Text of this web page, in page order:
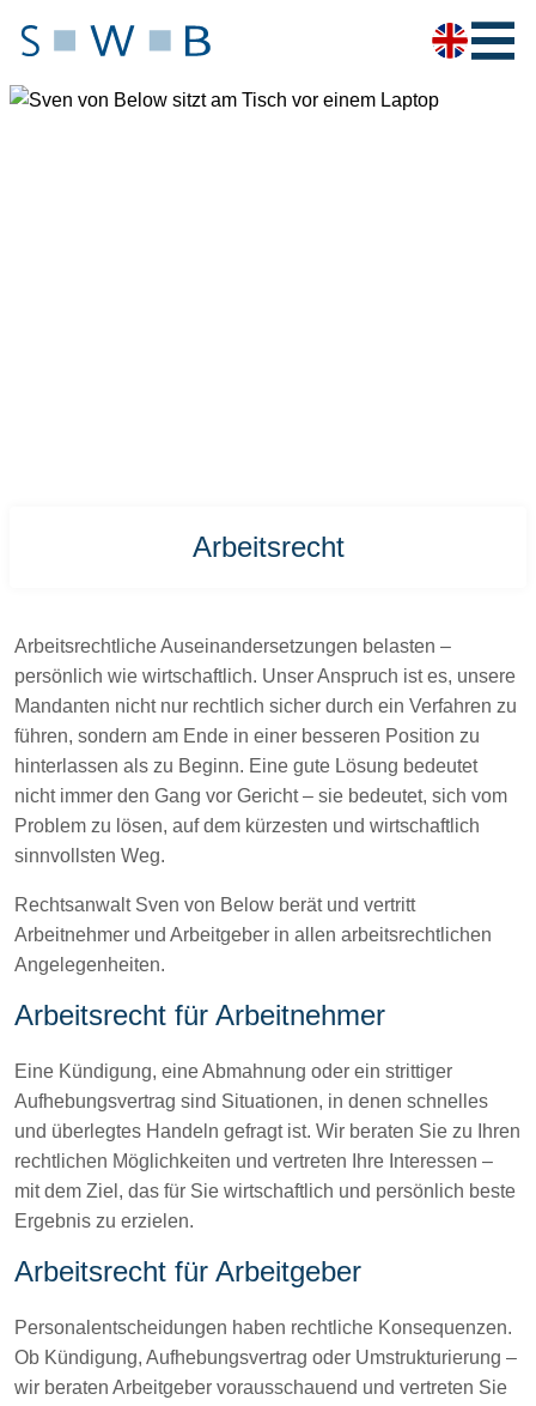
Arbeitsrecht
Arbeitsrechtliche Auseinandersetzungen belasten –
persönlich wie wirtschaftlich. Unser Anspruch ist es, unsere
Mandanten nicht nur rechtlich sicher durch ein Verfahren zu
führen, sondern am Ende in einer besseren Position zu
hinterlassen als zu Beginn. Eine gute Lösung bedeutet
nicht immer den Gang vor Gericht – sie bedeutet, sich vom
Problem zu lösen, auf dem kürzesten und wirtschaftlich
sinnvollsten Weg.
Rechtsanwalt Sven von Below berät und vertritt
Arbeitnehmer und Arbeitgeber in allen arbeitsrechtlichen
Angelegenheiten.
Arbeitsrecht für Arbeitnehmer
Eine Kündigung, eine Abmahnung oder ein strittiger
Aufhebungsvertrag sind Situationen, in denen schnelles
und überlegtes Handeln gefragt ist. Wir beraten Sie zu Ihren
rechtlichen Möglichkeiten und vertreten Ihre Interessen –
mit dem Ziel, das für Sie wirtschaftlich und persönlich beste
Ergebnis zu erzielen.
Arbeitsrecht für Arbeitgeber
Personalentscheidungen haben rechtliche Konsequenzen.
Ob Kündigung, Aufhebungsvertrag oder Umstrukturierung –
wir beraten Arbeitgeber vorausschauend und vertreten Sie